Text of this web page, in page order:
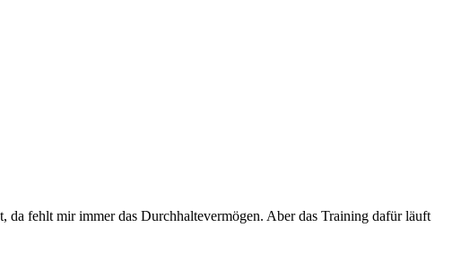
fehlt mir immer das Durchhaltevermögen. Aber das Training dafür läuft